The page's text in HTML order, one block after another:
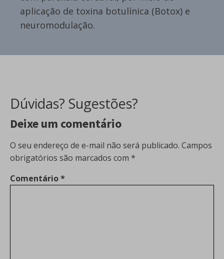
aplicação de toxina botulínica (Botox) e
neuromodulação.
Dúvidas? Sugestões?
Deixe um comentário
O seu endereço de e-mail não será publicado. Campos
obrigatórios são marcados com *
Comentário*